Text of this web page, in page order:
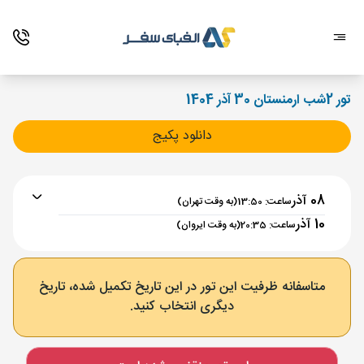
تور 2شب ارمنستان 30 آذر 1404
دانلود پکیج
08 آذر ساعت: 13:50 (به وقت تهران)
10 آذر ساعت: 20:35 (به وقت ایروان)
برنامه رفت :
فرودگاه بین‌المللی امام خمینی IKA
ایروان , فرودگاه بین‌المللی زوارتنوتس EVN
متاسفانه ظرفیت این تور در این تاریخ تکمیل شده، تاریخ
دیگری انتخاب کنید.